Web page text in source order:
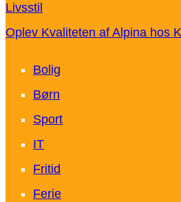
Livsstil
Oplev Kvaliteten af Alpina hos
Bolig
Børn
Sport
IT
Fritid
Ferie